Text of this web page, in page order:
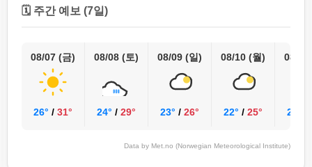
🗓️ 주간 예보 (7일)
08/07 (금)
26° / 31°
08/08 (토)
24° / 29°
08/09 (일)
23° / 26°
08/10 (월)
22° / 25°
08/11
21°
Data by Met.no (Norwegian Meteorological Institute)